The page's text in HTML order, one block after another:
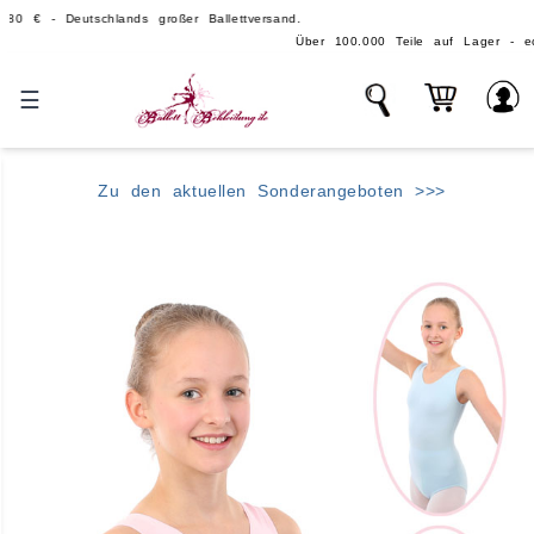
Deutschlands großer Ballettversand.
Über 100.000 Teile auf Lager - echte,
☰
Zu den aktuellen Sonderangeboten >>>